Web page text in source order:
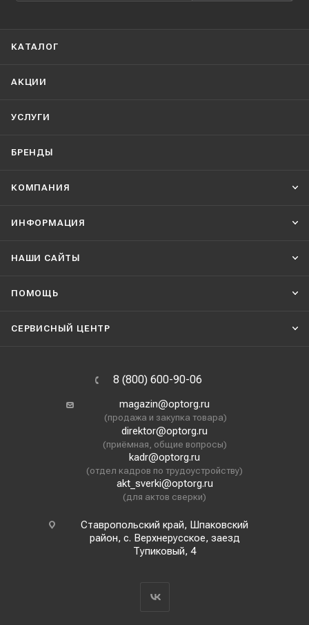
КАТАЛОГ
АКЦИИ
УСЛУГИ
БРЕНДЫ
КОМПАНИЯ
ИНФОРМАЦИЯ
НАШИ CАЙТЫ
ПОМОЩЬ
СЕРВИСНЫЙ ЦЕНТР
8 (800) 600-90-06
magazin@optorg.ru
(продажа и закупка товара)
direktor@optorg.ru
(приёмная, общие вопросы)
kadr@optorg.ru
(отдел кадров по трудоустройству)
akt_sverki@optorg.ru
(для актов сверки)
Ставропольский край, Шпаковский
район, с. Верхнерусское, заезд
Тупиковый, 4